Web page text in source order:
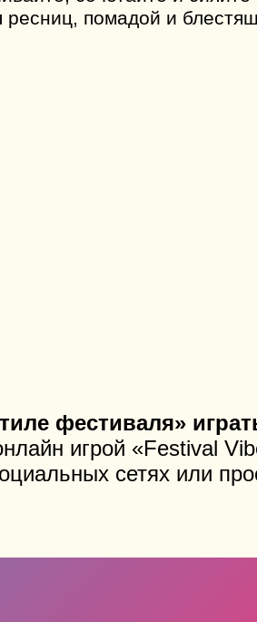
ресниц, помадой и
фестиваля»
игрой «Festival
сетях или